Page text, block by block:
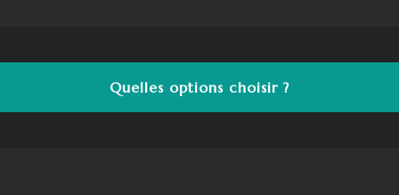
Quelles options choisir ?